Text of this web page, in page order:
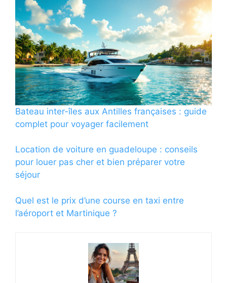
Bateau inter-îles aux Antilles françaises : guide
complet pour voyager facilement
Location de voiture en guadeloupe : conseils
pour louer pas cher et bien préparer votre
séjour
Quel est le prix d’une course en taxi entre
l’aéroport et Martinique ?